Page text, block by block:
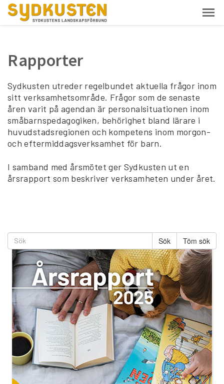
Rapporter
Sydkusten utreder regelbundet aktuella frågor inom
sitt verksamhetsområde. Frågor som de senaste
åren varit på agendan är personalsituationen inom
småbarnspedagogiken, behörighet bland lärare i
huvudstadsregionen och kompetens inom morgon-
och eftermiddagsverksamhet för barn.
I samband med årsmötet ger Sydkusten ut en
årsrapport som beskriver verksamheten under året.
Töm sök